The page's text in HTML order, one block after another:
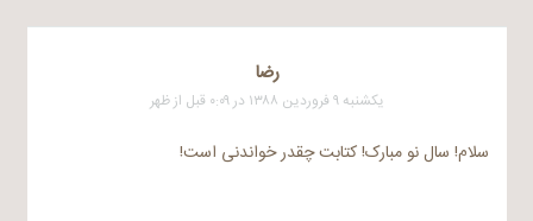
رضا
یکشنبه ۹ فروردین ۱۳۸۸ در ۰:۰۹ قبل از ظهر
سلام! سال نو مبارک! کتابت چقدر خواندنی است!